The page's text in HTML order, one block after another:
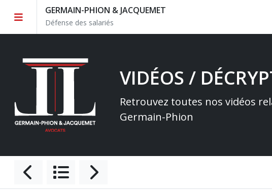
GERMAIN-PHION & JACQUEMET
Défense des salariés
VIDÉOS /
Retrouvez toutes nos vidéos
Germain-Phion